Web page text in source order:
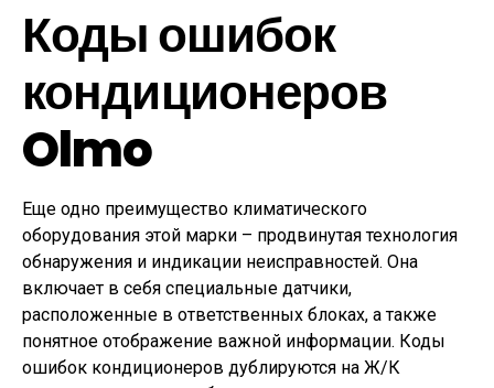
Коды ошибок
кондиционеров
Olmo
Еще одно преимущество климатического
оборудования этой марки – продвинутая технология
обнаружения и индикации неисправностей. Она
включает в себя специальные датчики,
расположенные в ответственных блоках, а также
понятное отображение важной информации. Коды
ошибок кондиционеров дублируются на Ж/К